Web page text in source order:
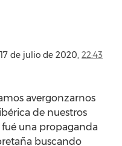
17 de julio de 2020, 22:43
avergonzarnos
de nuestros
una propaganda
buscando